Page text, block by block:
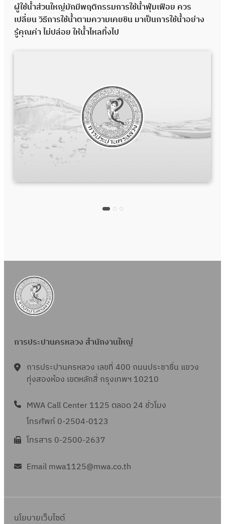
ผู้ใช้น้ำส่วนใหญ่มักมีพฤติกรรมการใช้น้ำฟุ่มเฟือย ควร
เปลี่ยน วิธีการใช้น้ำตามความเคยชิน มาเป็นการใช้น้ำอย่าง
รู้คุณค่า ไม่ปล่อย ให้น้ำไหลทิ้งไป
การประปานครหลวง สำนักงานใหญ่
การประปานครหลวง เลขที่ 400 ถนนประชาชื่น แขวง
ทุ่งสองห้อง เขตหลักสี่ กรุงเทพฯ 10210
MWA Call Center 1125 ตลอด 24 ชั่วโมง
โทรศัพท์ 0-2504-0123
โทรสาร 0-2500-2637
Email mwa1125@mwa.co.th
นโยบายเว็บไซต์